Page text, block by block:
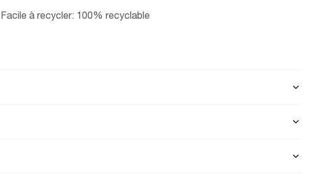
Facile à recycler: 100% recyclable